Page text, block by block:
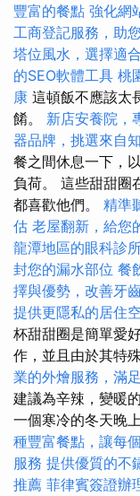
豐富的餐點 強化網
工商登記服務，助
塔位風水，選擇適
的SEO軟體工具 桃
康 這頓飯不應該太
餚。 新店安養院，
器品牌，挑選來自
餐之間休息一下，
負荷。 這些甜甜圈
都喜歡他們。 精準
估 老屋翻新，給您
龍潭地區的眼科診
封您的漏水部位 餐
擇與優勢，改善牙
提供更隱私的居住
杯甜甜圈是簡單愛
作，並且由於其特
業的外燴服務，滿
建議為辛辣，變暖
一個寒冷的冬天晚
種豐富餐點，讓每
服務 提供優質的不
推薦 菲律賓簽證辦